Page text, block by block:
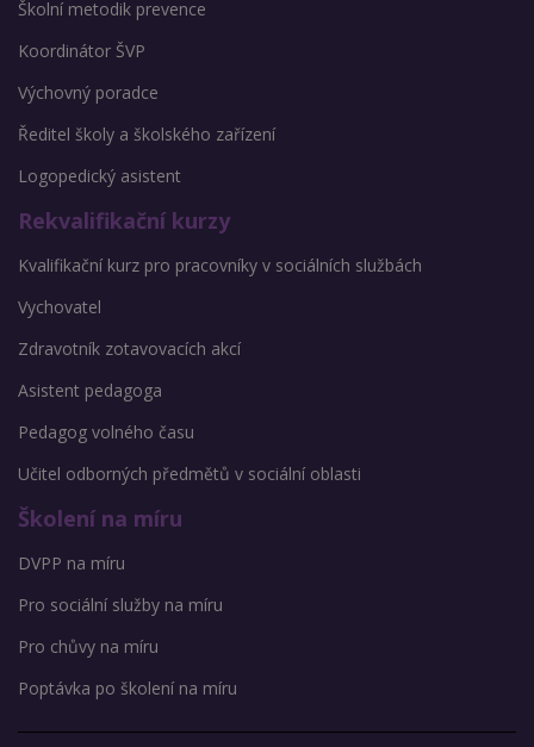
Školní metodik prevence
Koordinátor ŠVP
Výchovný poradce
Ředitel školy a školského zařízení
Logopedický asistent
Rekvalifikační kurzy
Kvalifikační kurz pro pracovníky v sociálních službách
Vychovatel
Zdravotník zotavovacích akcí
Asistent pedagoga
Pedagog volného času
Učitel odborných předmětů v sociální oblasti
Školení na míru
DVPP na míru
Pro sociální služby na míru
Pro chůvy na míru
Poptávka po školení na míru